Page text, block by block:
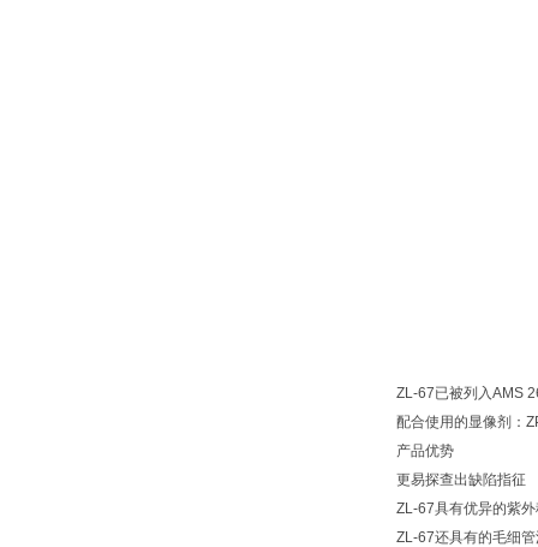
ZL-67已被列入AMS
配合使用的显像剂：
产品优势
更易探查出缺陷指征
ZL-67具有优异的紫
ZL-67还具有的毛细